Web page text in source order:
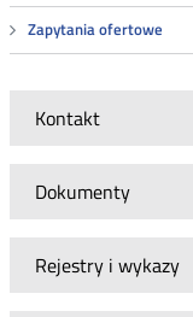
Zapytania ofertowe
Kontakt
Dokumenty
Rejestry i wykazy